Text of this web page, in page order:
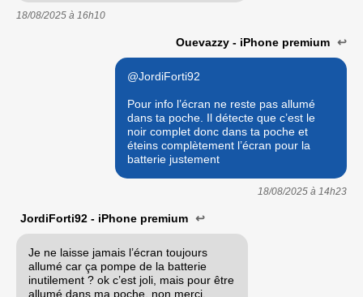
18/08/2025 à 16h10
Ouevazzy - iPhone premium ↩
@JordiForti92
Pour info l’écran ne reste pas allumé
dans ta poche. Il détecte que c’est le
noir complet donc dans ta poche et
éteins complètement l’écran pour la
batterie justement
18/08/2025 à 14h23
JordiForti92 - iPhone premium ↩
Je ne laisse jamais l’écran toujours
allumé car ça pompe de la batterie
inutilement ? ok c’est joli, mais pour être
allumé dans ma poche, non merci.